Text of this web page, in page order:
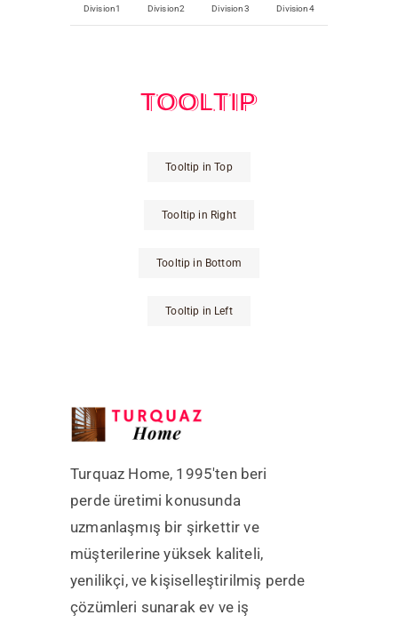
Division1 Division2 Division3 Division4
TOOLTIP
Tooltip in Top
Tooltip in Right
Tooltip in Bottom
Tooltip in Left
Turquaz Home, 1995'ten beri
perde üretimi konusunda
uzmanlaşmış bir şirkettir ve
müşterilerine yüksek kaliteli,
yenilikçi, ve kişiselleştirilmiş perde
çözümleri sunarak ev ve iş